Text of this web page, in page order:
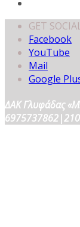
GET
Facebook
YouTube
Mail
Google
ΔΑΚ Γλυφάδας